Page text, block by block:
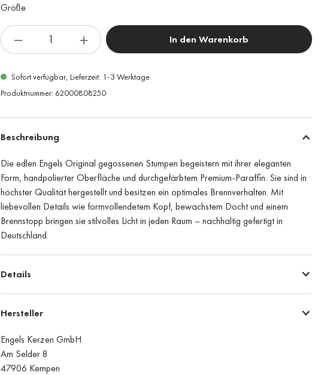
Größe
In den Warenkorb
Sofort verfügbar, Lieferzeit: 1-3 Werktage
Produktnummer: 62000808250
Beschreibung
Die edlen Engels Original gegossenen Stumpen begeistern mit ihrer eleganten
Form, handpolierter Oberfläche und durchgefärbtem Premium-Paraffin. Sie sind in
höchster Qualität hergestellt und besitzen ein optimales Brennverhalten. Mit
liebevollen Details wie formvollendetem Kopf, bewachstem Docht und einem
Brennstopp bringen sie stilvolles Licht in jeden Raum – nachhaltig gefertigt in
Deutschland.
Details
Hersteller
Engels Kerzen GmbH
Am Selder 8
47906 Kempen